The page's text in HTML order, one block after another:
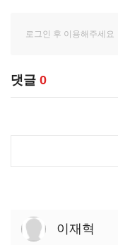
댓글 0
이재혁